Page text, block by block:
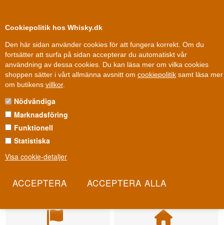
Cookiepolitik hos Whisky.dk
Den här sidan använder cookies för att fungera korrekt. Om du
fortsätter att surfa på sidan accepterar du automatiskt vår
användning av dessa cookies. Du kan läsa mer om vilka cookies
shoppen sätter i vårt allmänna avsnitt om cookiepolitik samt läsa mer
om butikens villkor.
Nödvändiga
Marknadsföring
Funktionell
Statistiska
Visa cookie-detaljer